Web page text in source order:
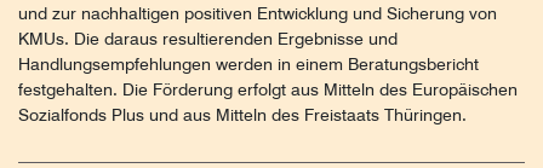
und zur nachhaltigen positiven Entwicklung und Sicherung von
KMUs. Die daraus resultierenden Ergebnisse und
Handlungsempfehlungen werden in einem Beratungsbericht
festgehalten. Die Förderung erfolgt aus Mitteln des Europäischen
Sozialfonds Plus und aus Mitteln des Freistaats Thüringen.